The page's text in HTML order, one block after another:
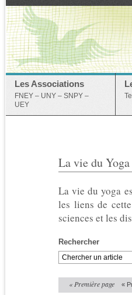
Les Associations
FNEY – UNY – SNPY –
UEY
La vie du Yoga
La vie du yoga
les liens de
sciences et les
Rechercher
« Première page «